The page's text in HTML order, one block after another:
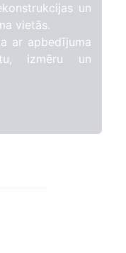
un
vietās.
ar apbedījuma
izmēru un